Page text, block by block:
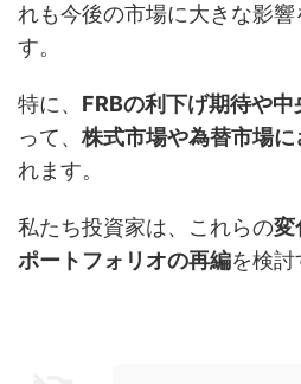
れも今後の市場に大きな影
す。
特に、 FRBの利下げ期待や
って、株式市場や為替市場
れます。
私たち投資家は、これらの変
ポートフォリオの再編を検討